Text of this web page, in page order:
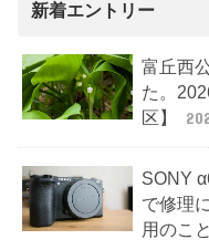
新着エントリー
富丘西
た。
区】
SONY
で修理
用のこ